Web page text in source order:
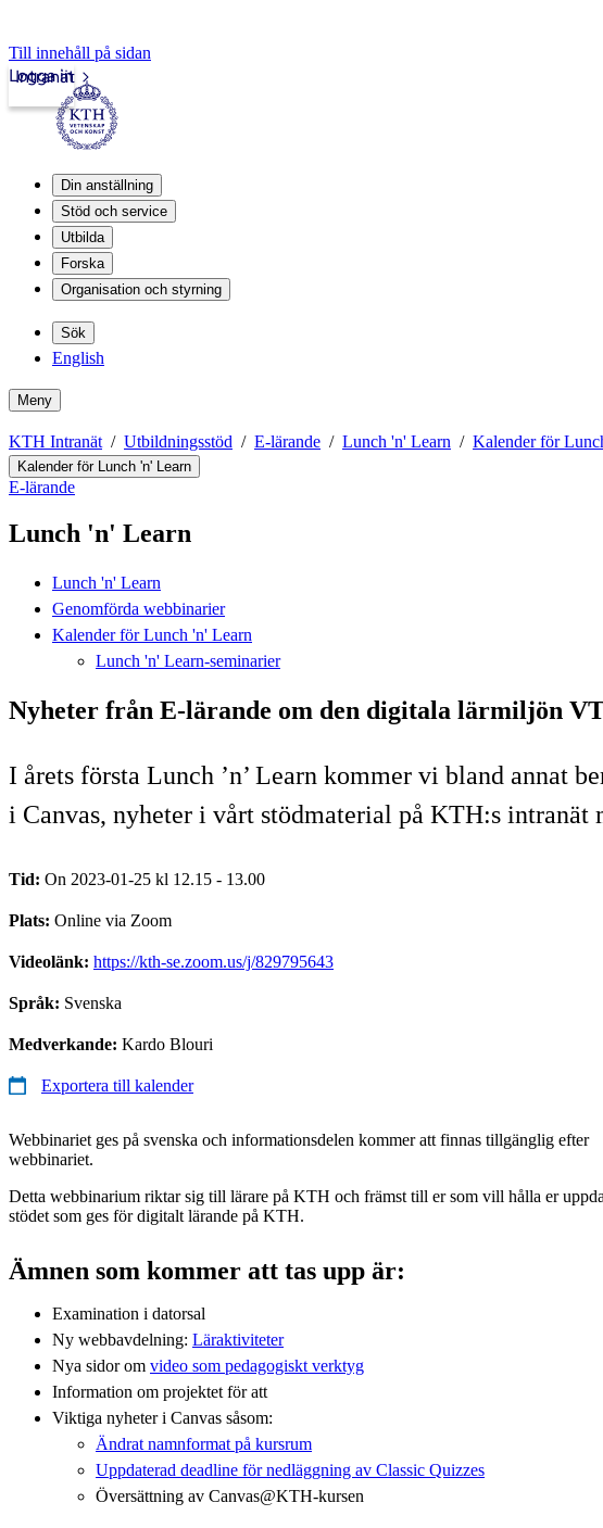
Till innehåll på sidan
Intranät
Logga in
Din anställning
Stöd och service
Utbilda
Forska
Organisation och styrning
Sök
English
Meny
KTH Intranät Utbildningsstöd E-lärande Lunch 'n' Learn Kalender för
Kalender för Lunch 'n' Learn
E-lärande
Lunch 'n' Learn
Lunch 'n' Learn
Genomförda webbinarier
Kalender för Lunch 'n' Learn
Lunch 'n' Learn-seminarier
Nyheter från E-lärande om den digitala lärmiljön
I årets första Lunch ’n’ Learn kommer vi bland annat
i Canvas, nyheter i vårt stödmaterial på KTH:s intranät
Tid: On 2023-01-25 kl 12.15 - 13.00
Plats: Online via Zoom
Videolänk: https://kth-se.zoom.us/j/829795643
Språk: Svenska
Medverkande: Kardo Blouri
Exportera till kalender
Webbinariet ges på svenska och informationsdelen kommer att finnas tillgänglig efter
webbinariet.
Detta webbinarium riktar sig till lärare på KTH och främst till er som vill hålla er
stödet som ges för digitalt lärande på KTH.
Ämnen som kommer att tas upp är:
Examination i datorsal
Ny webbavdelning: Läraktiviteter
Nya sidor om video som pedagogiskt verktyg
Information om projektet för att
Viktiga nyheter i Canvas såsom:
Ändrat namnformat på kursrum
Uppdaterad deadline för nedläggning av Classic Quizzes
Översättning av Canvas@KTH-kursen